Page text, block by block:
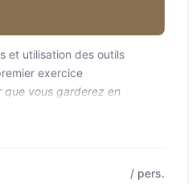
et utilisation des outils
exercice
que vous garderez en
/ pers.